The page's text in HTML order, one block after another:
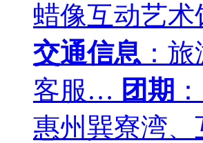
蜡像互动艺
交通信息 ：
客服… 团期
惠州巽寮湾